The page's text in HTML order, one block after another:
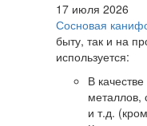
17 июля 2026
Сосновая
быту, так и на
используется:
В
металлов,
и т.д.